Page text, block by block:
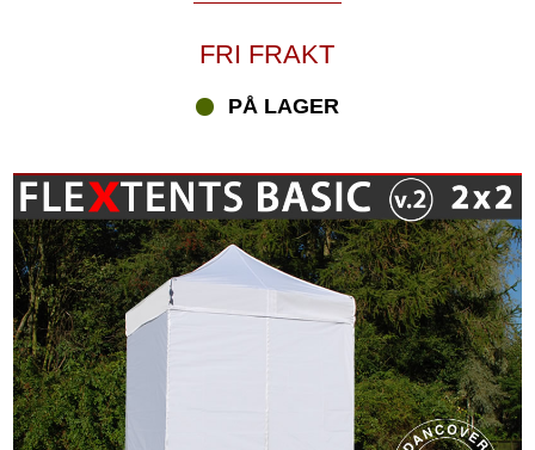
FRI FRAKT
PÅ LAGER